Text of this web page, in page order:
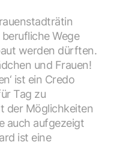
Wege
werden dürften.
und Frauen!
ist ein Credo
Tag zu
der Möglichkeiten
auch aufgezeigt
ist eine